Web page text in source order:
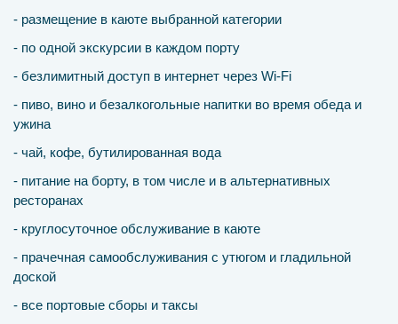
- размещение в каюте выбранной категории
- по одной экскурсии в каждом порту
- безлимитный доступ в интернет через Wi-Fi
- пиво, вино и безалкогольные напитки во время обеда и
ужина
- чай, кофе, бутилированная вода
- питание на борту, в том числе и в альтернативных
ресторанах
- круглосуточное обслуживание в каюте
- прачечная самообслуживания с утюгом и гладильной
доской
- все портовые сборы и таксы